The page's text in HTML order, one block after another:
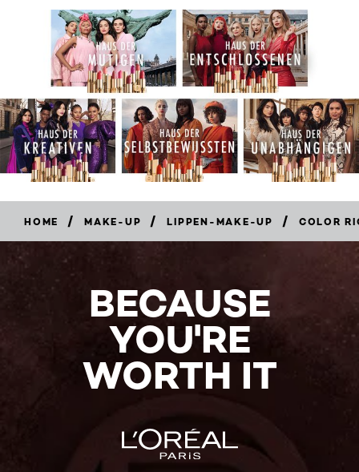
HOME / MAKE-UP / LIPPEN-MAKE-UP / COLOR
BECAUSE
YOU'RE
WORTH IT